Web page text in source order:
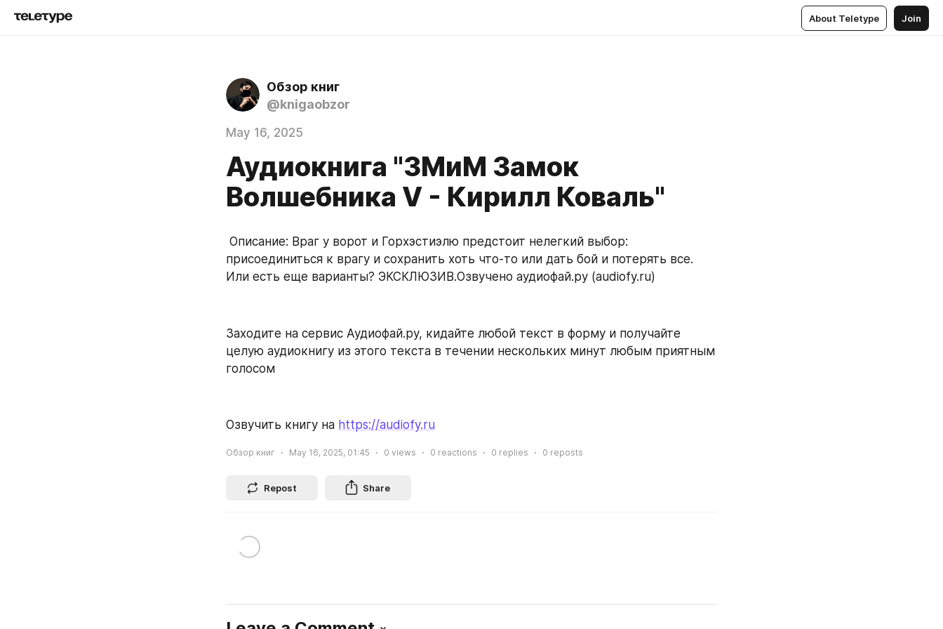
About Teletype Join
Обзор книг
@knigaobzor
May 16, 2025
Аудиокнига "ЗМиМ Замок
Волшебника V - Кирилл Коваль"
присоединиться к врагу и сохранить хоть что-то или дать бой и потерять все.
Или есть еще варианты? ЭКСКЛЮЗИВ.Озвучено аудиофай.ру (audiofy.ru)
Заходите на сервис Аудиофай.ру, кидайте любой текст в форму и получайте
целую аудиокнигу из этого текста в течении нескольких минут любым приятным
голосом
Озвучить книгу на https://audiofy.ru
Обзор книг May 16, 2025, 01:45 0 views 0 reactions 0 replies 0 reposts
Repost Share